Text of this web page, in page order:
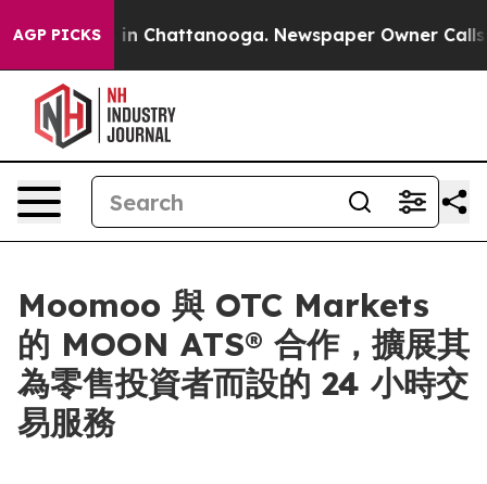
AGP PICKS
Chaos in Chattanooga. Newspaper Owner Calls
Moomoo 與 OTC Markets
的 MOON ATS® 合作，擴展其
為零售投資者而設的 24 小時交
易服務